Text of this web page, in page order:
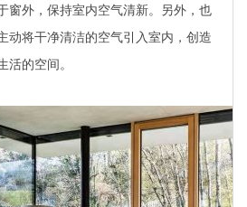
窗外，保持室内空气清新。另外，也
动将干净清洁的空气引入室内，创造
活的空间。